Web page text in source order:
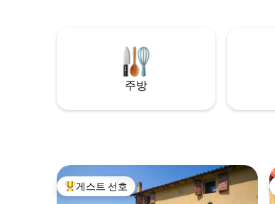
망칠 것입니다. NIN:
IT023091B5O3AKWRCP CIR: 023091-
주방
상위 게스트 선호
게스트 선호